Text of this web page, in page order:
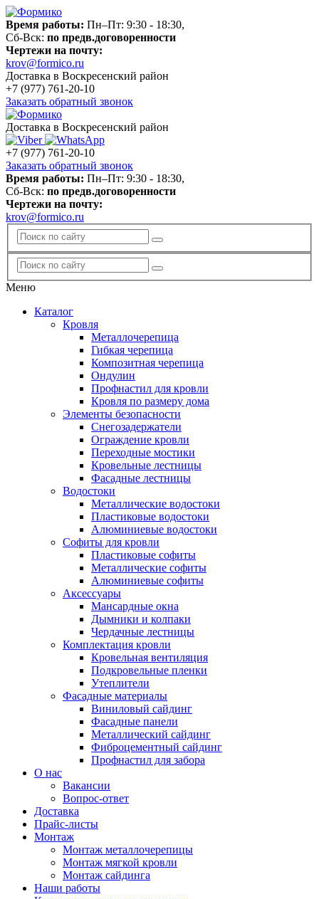
Время работы: Пн–Пт: 9:30 - 18:30,
Сб-Вск: по предв.договоренности
Чертежи на почту:
krov@formico.ru
Доставка в Воскресенский район
+7 (977) 761-20-10
Заказать обратный звонок
Доставка в Воскресенский район
+7 (977) 761-20-10
Заказать обратный звонок
Время работы: Пн–Пт: 9:30 - 18:30,
Сб-Вск: по предв.договоренности
Чертежи на почту:
krov@formico.ru
Меню
Каталог
Кровля
Металлочерепица
Гибкая черепица
Композитная черепица
Ондулин
Профнастил для кровли
Кровля по размеру дома
Элементы безопасности
Снегозадержатели
Ограждение кровли
Переходные мостики
Кровельные лестницы
Фасадные лестницы
Водостоки
Металлические водостоки
Пластиковые водостоки
Алюминиевые водостоки
Софиты для кровли
Пластиковые софиты
Металлические софиты
Алюминиевые софиты
Аксессуары
Мансардные окна
Дымники и колпаки
Чердачные лестницы
Комплектация кровли
Кровельная вентиляция
Подкровельные пленки
Утеплители
Фасадные материалы
Виниловый сайдинг
Фасадные панели
Металлический сайдинг
Фиброцементный сайдинг
Профнастил для забора
О нас
Вакансии
Вопрос-ответ
Доставка
Прайс-листы
Монтаж
Монтаж металлочерепицы
Монтаж мягкой кровли
Монтаж сайдинга
Наши работы